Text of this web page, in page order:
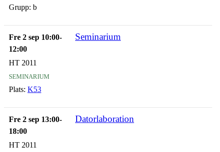
Grupp: b
Fre 2 sep 10:00-
12:00
Seminarium
HT 2011
seminarium
Plats: K53
Fre 2 sep 13:00-
18:00
Datorlaboration
HT 2011